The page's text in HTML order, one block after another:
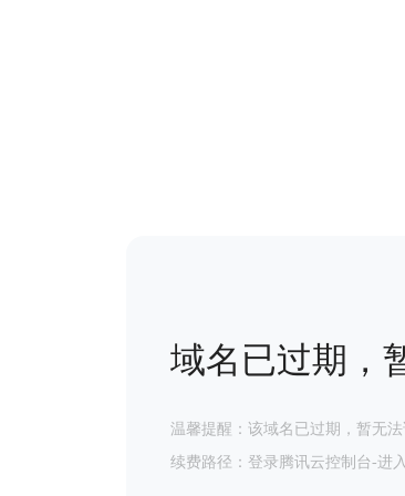
域名已过期，
温馨提醒：该域名已过期，暂无
续费路径：登录腾讯云控制台-进